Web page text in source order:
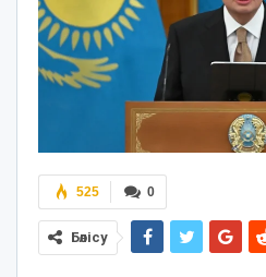
0
525
Бөлісу